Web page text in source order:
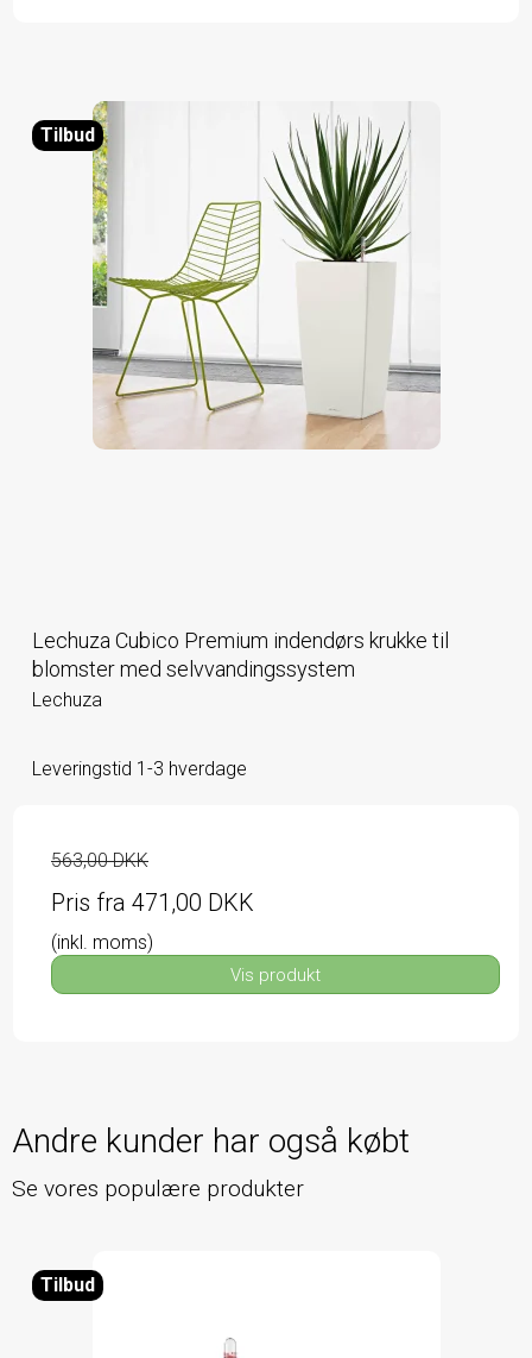
Tilbud
Lechuza Cubico Premium indendørs krukke til
blomster med selvvandingssystem
Lechuza
Leveringstid 1-3 hverdage
563,00 DKK
Pris fra 471,00 DKK
(inkl. moms)
Vis produkt
Andre kunder har også købt
Se vores populære produkter
Tilbud